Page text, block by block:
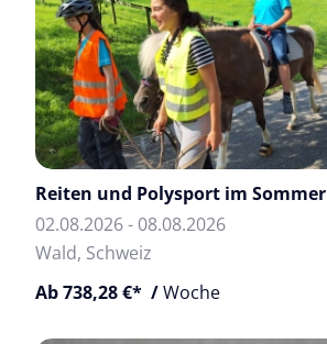
Reiten und Polysport im Sommer
02.08.2026 - 08.08.2026
Wald, Schweiz
Ab 738,28 €* /Woche